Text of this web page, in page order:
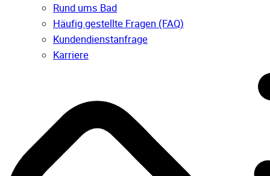
Rund ums Bad
Häufig gestellte Fragen (FAQ)
Kunden­dienst­anfrage
Karriere